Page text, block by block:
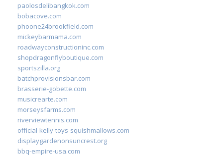
paolosdelibangkok.com
bobacove.com
phoone24brookfield.com
mickeybarmama.com
roadwayconstructioninc.com
shopdragonflyboutique.com
sportszilla.org
batchprovisionsbar.com
brasserie-gobette.com
musicrearte.com
morseysfarms.com
riverviewtennis.com
official-kelly-toys-squishmallows.com
displaygardenonsuncrest.org
bbq-empire-usa.com